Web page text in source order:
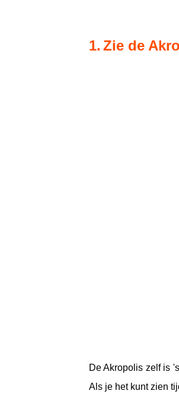
1. Zie de
De Akropolis zelf is
Als je het kunt zien